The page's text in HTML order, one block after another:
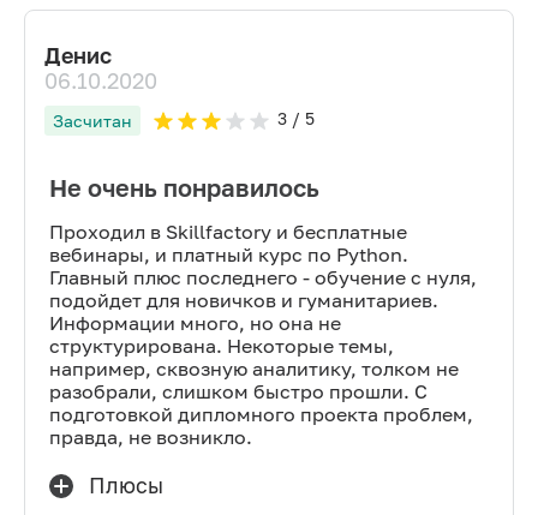
Денис
06.10.2020
Засчитан 3/ 5
Не очень понравилось
Проходил в Skillfactory и бесплатные
вебинары, и платный курс по Python.
Главный плюс последнего - обучение с нуля,
подойдет для новичков и гуманитариев.
Информации много, но она не
структурирована. Некоторые темы,
например, сквозную аналитику, толком не
разобрали, слишком быстро прошли. С
подготовкой дипломного проекта проблем,
правда, не возникло.
Плюсы